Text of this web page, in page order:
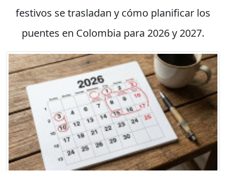
festivos se trasladan y cómo planificar los
puentes en Colombia para 2026 y 2027.